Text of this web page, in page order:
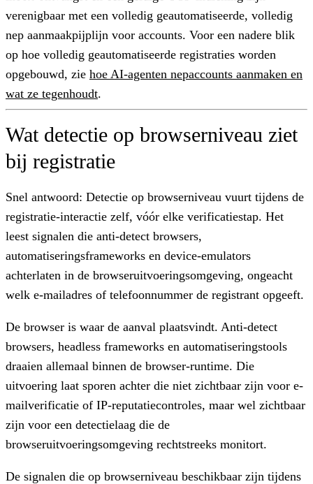
verenigbaar met een volledig geautomatiseerde, volledig
nep aanmaakpijplijn voor accounts. Voor een nadere blik
op hoe volledig geautomatiseerde registraties worden
opgebouwd, zie hoe AI-agenten nepaccounts aanmaken en
wat ze tegenhoudt.
Wat detectie op browserniveau ziet
bij registratie
Snel antwoord: Detectie op browserniveau vuurt tijdens de
registratie-interactie zelf, vóór elke verificatiestap. Het
leest signalen die anti-detect browsers,
automatiseringsframeworks en device-emulators
achterlaten in de browseruitvoeringsomgeving, ongeacht
welk e-mailadres of telefoonnummer de registrant opgeeft.
De browser is waar de aanval plaatsvindt. Anti-detect
browsers, headless frameworks en automatiseringstools
draaien allemaal binnen de browser-runtime. Die
uitvoering laat sporen achter die niet zichtbaar zijn voor e-
mailverificatie of IP-reputatiecontroles, maar wel zichtbaar
zijn voor een detectielaag die de
browseruitvoeringsomgeving rechtstreeks monitort.
De signalen die op browserniveau beschikbaar zijn tijdens